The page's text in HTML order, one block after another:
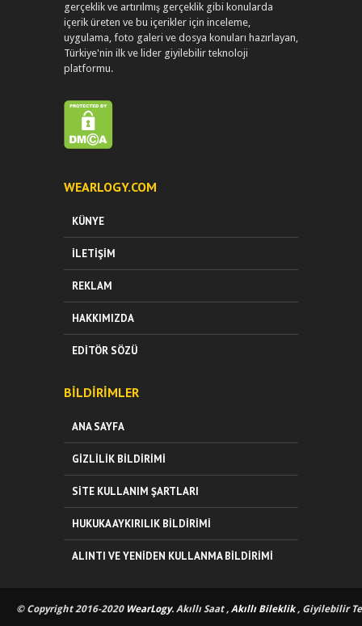
gerçeklik ve artırılmış gerçeklik gibi konularda
içerik üreten ve bu içerikler için inceleme,
uygulama, foto galeri ve dosya konuları hazırlayan,
Türkiye'nin ilk ve lider giyilebilir teknoloji
platformu.
WEARLOGY.COM
KÜNYE
İLETIŞIM
REKLAM
HAKKIMIZDA
EDITÖR SÖZÜ
BILDIRIMLER
ANA SAYFA
GIZLILIK BILDIRIMI
SITE KULLANIM ŞARTLARI
HUKUKA AYKIRILIK BILDIRIMI
ALINTI VE YENIDEN KULLANMA BILDIRIMI
© Copyright 2016-2020 WearLogy. Akıllı Saat , Akıllı Bileklik, Giyilebilir